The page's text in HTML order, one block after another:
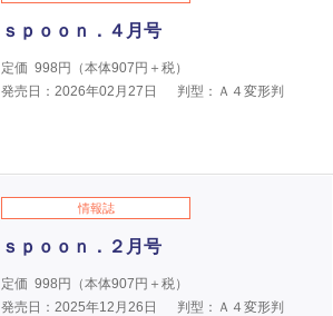
ｓｐｏｏｎ．４月号
定価 998円（本体907円＋税）
発売日：2026年02月27日
判型：Ａ４変形判
情報誌
ｓｐｏｏｎ．２月号
定価 998円（本体907円＋税）
発売日：2025年12月26日
判型：Ａ４変形判